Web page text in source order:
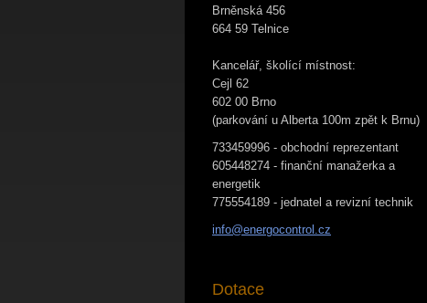
Brněnská 456
664 59 Telnice
Kancelář, školící místnost:
Cejl 62
602 00 Brno
(parkování u Alberta 100m zpět k Brnu)
733459996 - obchodní reprezentant
605448274 - finanční manažerka a
energetik
775554189 - jednatel a revizní technik
info@energocontrol.cz
Dotace